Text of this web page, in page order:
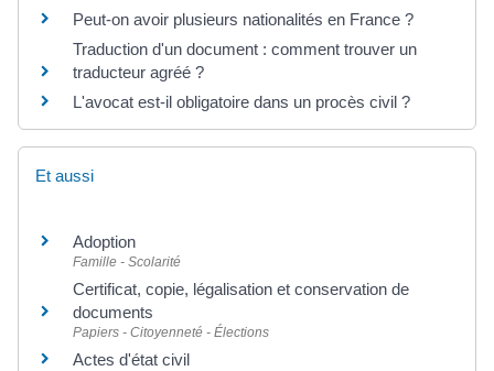
Peut-on avoir plusieurs nationalités en France ?
Traduction d'un document : comment trouver un
traducteur agréé ?
L'avocat est-il obligatoire dans un procès civil ?
Et aussi
Adoption
Famille - Scolarité
Certificat, copie, légalisation et conservation de
documents
Papiers - Citoyenneté - Élections
Actes d'état civil